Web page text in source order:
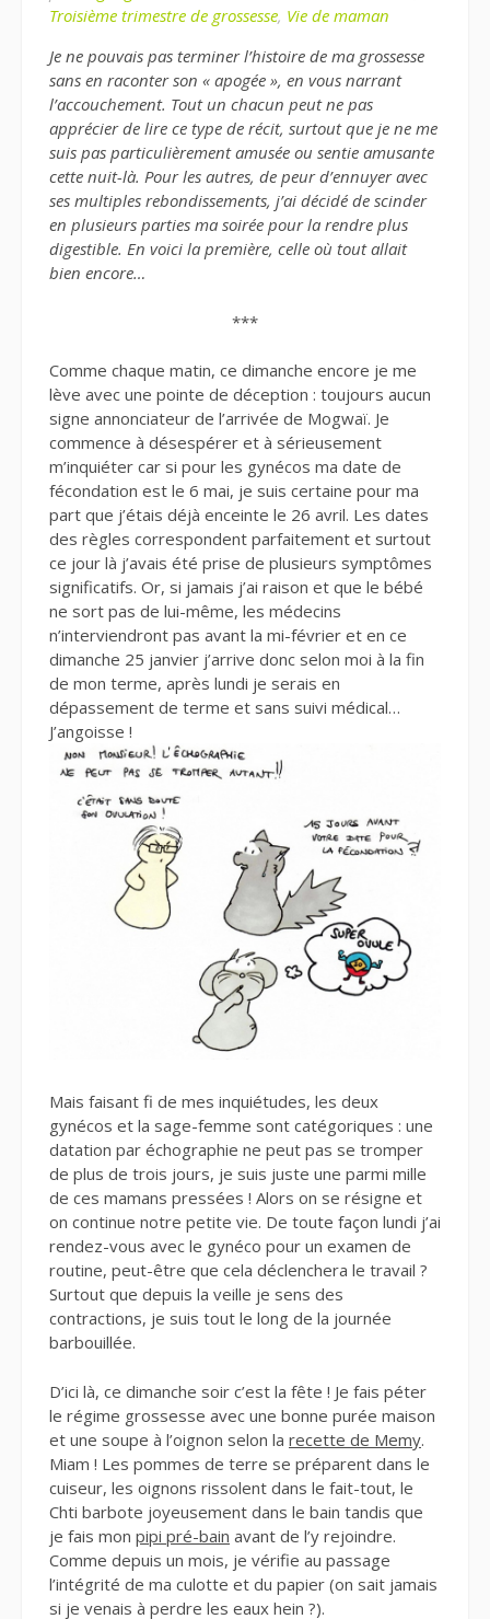
Troisième trimestre de grossesse, Vie de maman
Je ne pouvais pas terminer l’histoire de ma grossesse
sans en raconter son « apogée », en vous narrant
l’accouchement. Tout un chacun peut ne pas
apprécier de lire ce type de récit, surtout que je ne me
suis pas particulièrement amusée ou sentie amusante
cette nuit-là. Pour les autres, de peur d’ennuyer avec
ses multiples rebondissements, j’ai décidé de scinder
en plusieurs parties ma soirée pour la rendre plus
digestible. En voici la première, celle où tout allait
bien encore…
***
Comme chaque matin, ce dimanche encore je me
lève avec une pointe de déception : toujours aucun
signe annonciateur de l’arrivée de Mogwaï. Je
commence à désespérer et à sérieusement
m’inquiéter car si pour les gynécos ma date de
fécondation est le 6 mai, je suis certaine pour ma
part que j’étais déjà enceinte le 26 avril. Les dates
des règles correspondent parfaitement et surtout
ce jour là j’avais été prise de plusieurs symptômes
significatifs. Or, si jamais j’ai raison et que le bébé
ne sort pas de lui-même, les médecins
n’interviendront pas avant la mi-février et en ce
dimanche 25 janvier j’arrive donc selon moi à la fin
de mon terme, après lundi je serais en
dépassement de terme et sans suivi médical…
J’angoisse !
Mais faisant fi de mes inquiétudes, les deux
gynécos et la sage-femme sont catégoriques : une
datation par échographie ne peut pas se tromper
de plus de trois jours, je suis juste une parmi mille
de ces mamans pressées ! Alors on se résigne et
on continue notre petite vie. De toute façon lundi j’ai
rendez-vous avec le gynéco pour un examen de
routine, peut-être que cela déclenchera le travail ?
Surtout que depuis la veille je sens des
contractions, je suis tout le long de la journée
barbouillée.
D’ici là, ce dimanche soir c’est la fête ! Je fais péter
le régime grossesse avec une bonne purée maison
et une soupe à l’oignon selon la recette de Memy.
Miam ! Les pommes de terre se préparent dans le
cuiseur, les oignons rissolent dans le fait-tout, le
Chti barbote joyeusement dans le bain tandis que
je fais mon pipi pré-bain avant de l’y rejoindre.
Comme depuis un mois, je vérifie au passage
l’intégrité de ma culotte et du papier (on sait jamais
si je venais à perdre les eaux hein ?).